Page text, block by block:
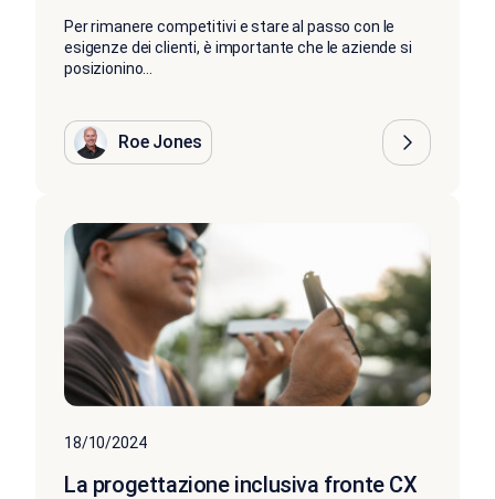
Per rimanere competitivi e stare al passo con le
esigenze dei clienti, è importante che le aziende si
posizionino...
Roe Jones
18/10/2024
La progettazione inclusiva fronte CX